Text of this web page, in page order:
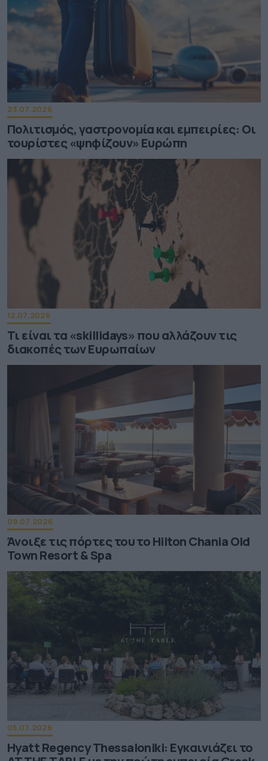
23.07.2026
Πολιτισμός, γαστρονομία και εμπειρίες: Οι
τουρίστες «ψηφίζουν» Ευρώπη
12.07.2026
Τι είναι τα «skillidays» που αλλάζουν τις
διακοπές των Ευρωπαίων
09.07.2026
Άνοιξε τις πόρτες του το Hilton Chania Old
Town Resort & Spa
05.07.2026
Hyatt Regency Thessaloniki: Εγκαινιάζει το